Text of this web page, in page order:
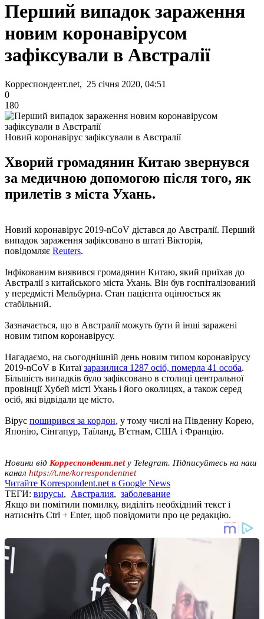
Перший випадок зараження
новим коронавірусом
зафіксували в Австралії
Корреспондент.net, 25 січня 2020, 04:51
0
180
Новий коронавірус зафіксували в Австралії
Хворий громадянин Китаю звернувся
за медичною допомогою після того, як
прилетів з міста Ухань.
Новий коронавірус 2019-nCoV дістався до Австралії. Перший
випадок зараження зафіксовано в штаті Вікторія,
повідомляє Reuters.
Інфікованим виявився громадянин Китаю, який приїхав до
Австралії з китайського міста Ухань. Він був госпіталізований
у передмісті Мельбурна. Стан пацієнта оцінюється як
стабільний.
Зазначається, що в Австралії можуть бути й інші заражені
новим типом коронавірусу.
Нагадаємо, на сьогоднішній день новим типом коронавірусу
2019-nCoV в Китаїзаразилися 1287 осіб, померла 41 особа.
Більшість випадків було зафіксовано в столиці центральної
провінції Хубей місті Ухань і його околицях, а також серед
осіб, які відвідали це місто.
Вірус поширився за кордон, у тому числі на Південну Корею,
Японію, Сінгапур, Таїланд, В'єтнам, США і Францію.
Новини від Корреспондент.net у Telegram. Підписуйтесь на наш
канал https://t.me/korrespondentnet
Читайте Korrespondent.net в Google News
ТЕГИ: вирусы, Австралия, заболевание
Якщо ви помітили помилку, виділіть необхідний текст і
натисніть Ctrl + Enter, щоб повідомити про це редакцію.